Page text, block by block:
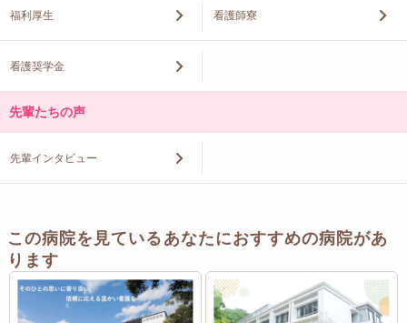
福利厚生 看護師寮
看護奨学金
先輩たちの声
先輩インタビュー
この病院を見ているあなたにおすすめの病院があ
ります